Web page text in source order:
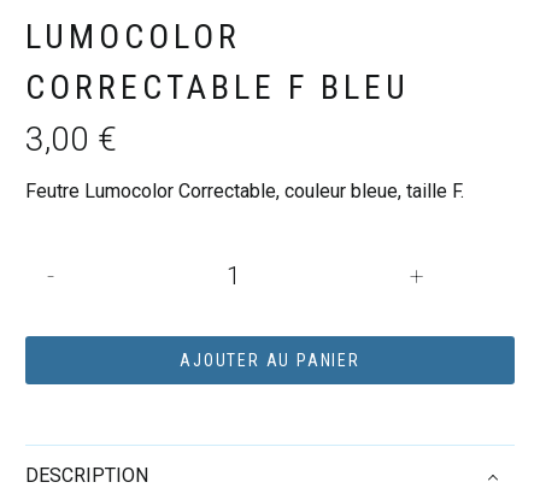
LUMOCOLOR
CORRECTABLE F BLEU
3,00 €
Feutre Lumocolor Correctable, couleur bleue, taille F.
-
F
+
AJOUTER AU PANIER
DESCRIPTION